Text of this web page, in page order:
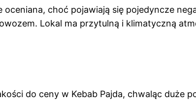
oceniana, choć pojawiają się pojedyncze
Lokal ma przytulną i klimatyczną
do ceny w Kebab Pajda, chwaląc duże